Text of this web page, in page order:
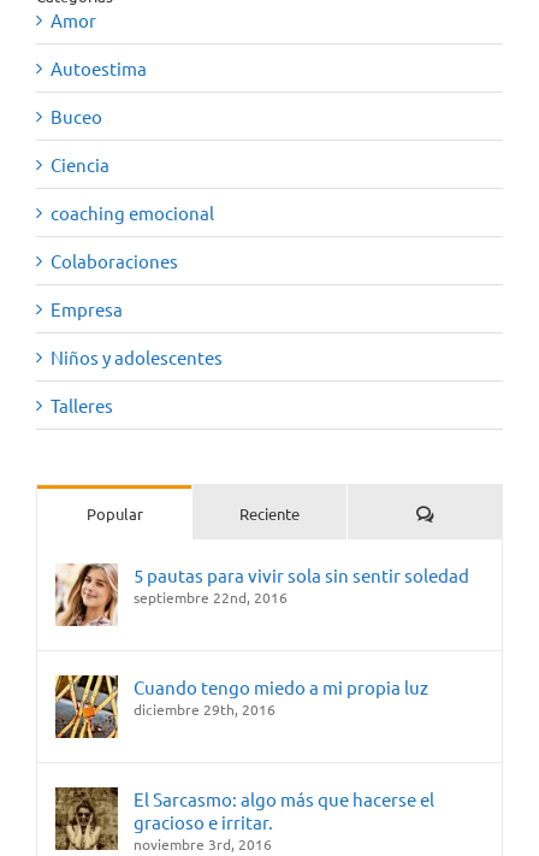
Amor
Autoestima
Buceo
Ciencia
coaching emocional
Colaboraciones
Empresa
Niños y adolescentes
Talleres
Popular Reciente Comentarios
5 pautas para vivir sola sin sentir soledad
septiembre 22nd, 2016
Cuando tengo miedo a mi propia luz
diciembre 29th, 2016
El Sarcasmo: algo más que hacerse el
gracioso e irritar.
noviembre 3rd, 2016